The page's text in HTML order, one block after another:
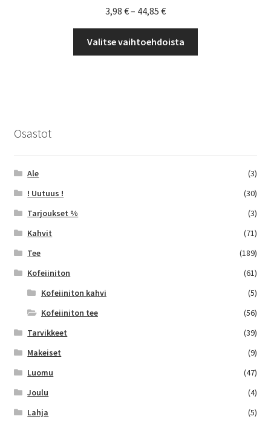
3,98 €– 44,85 €Hintaluokka:
3,98 €
-
44,85 €
Valitse vaihtoehdoista
Osastot
Ale
(3)
! Uutuus !
(30)
Tarjoukset %
(3)
Kahvit
(71)
Tee
(189)
Kofeiiniton
(61)
Kofeiiniton kahvi
(5)
Kofeiiniton tee
(56)
Tarvikkeet
(39)
Makeiset
(9)
Luomu
(47)
Joulu
(4)
Lahja
(5)